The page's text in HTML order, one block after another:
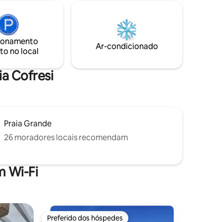
é
a 7
com água quente, uma cozinha
totalmente equipada e um escritório em
no local
Ar-condicionado
Cofresi
Praia Grande
26 moradores locais recomendam
Wi-Fi
Preferido dos hóspedes